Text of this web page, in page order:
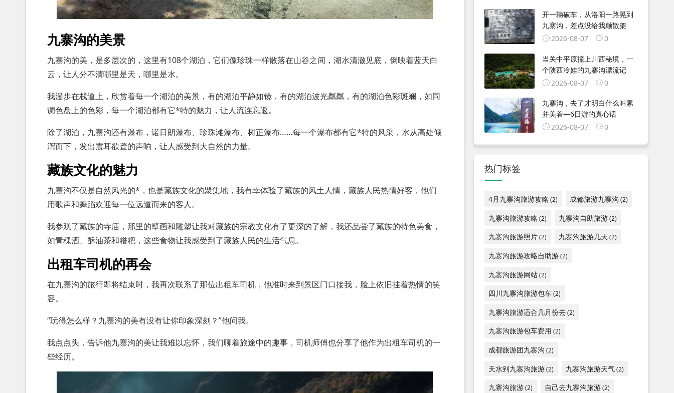
九寨沟的美景
九寨沟的美，是多层次的，这里有108个湖泊，它们像珍珠一样散落在山谷之间，湖水清澈见底，倒映着蓝天白
云，让人分不清哪里是天，哪里是水。
我漫步在栈道上，欣赏着每一个湖泊的美景，有的湖泊平静如镜，有的湖泊波光粼粼，有的湖泊色彩斑斓，如同
调色盘上的色彩，每一个湖泊都有它*特的魅力，让人流连忘返。
除了湖泊，九寨沟还有瀑布，诺日朗瀑布、珍珠滩瀑布、树正瀑布……每一个瀑布都有它*特的风采，水从高处倾
泻而下，发出震耳欲聋的声响，让人感受到大自然的力量。
藏族文化的魅力
九寨沟不仅是自然风光的*，也是藏族文化的聚集地，我有幸体验了藏族的风土人情，藏族人民热情好客，他们
用歌声和舞蹈欢迎每一位远道而来的客人。
我参观了藏族的寺庙，那里的壁画和雕塑让我对藏族的宗教文化有了更深的了解，我还品尝了藏族的特色美食，
如青稞酒、酥油茶和糌粑，这些食物让我感受到了藏族人民的生活气息。
出租车司机的再会
在九寨沟的旅行即将结束时，我再次联系了那位出租车司机，他准时来到景区门口接我，脸上依旧挂着热情的笑
容。
“玩得怎么样？九寨沟的美有没有让你印象深刻？”他问我。
我点点头，告诉他九寨沟的美让我难以忘怀，我们聊着旅途中的趣事，司机师傅也分享了他作为出租车司机的一
些经历。
开一辆破车，从洛阳一路晃到
九寨沟，差点没给我颠散架
2026-08-07
0
当关中平原撞上川西秘境，一
个陕西冷娃的九寨沟漂流记
2026-08-07
0
九寨沟，去了才明白什么叫累
并美着—6日游的真心话
2026-08-07
0
热门标签
4月九寨沟旅游攻略(2) 成都旅游九寨沟 (2)
九寨沟旅游攻略(2) 九寨沟自助旅游(2)
九寨沟旅游照片(2) 九寨沟旅游几天 (2)
九寨沟旅游攻略自助游(2)
九寨沟旅游网站(2)
四川九寨沟旅游包车(2)
九寨沟旅游适合几月份去(2)
九寨沟旅游包车费用 (2)
成都旅游团九寨沟 (2)
天水到九寨沟旅游(2) 九寨沟旅游天气(2)
九寨沟旅游(2) 自己去九寨沟旅游(2)